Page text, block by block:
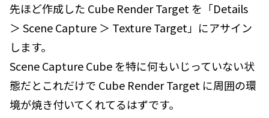
先ほど作成した Cube Render Target を「Details
＞ Scene Capture ＞ Texture Target」にアサイン
します。
Scene Capture Cube を特に何もいじっていない状
態だとこれだけで Cube Render Target に周囲の環
境が焼き付いてくれてるはずです。